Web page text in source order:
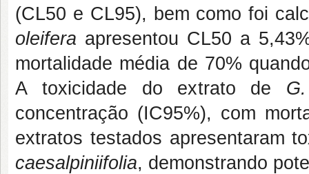
(CL50 e CL95), bem como foi
oleifera apresentou CL50 a
mortalidade média de 70%
A toxicidade do extrato de
concentração (IC95%), com
extratos testados apresentaram
caesalpiniifolia, demonstrando